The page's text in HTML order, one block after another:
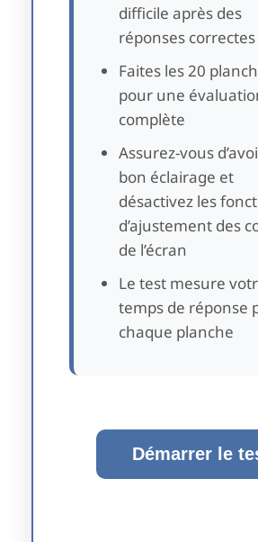
difficile après des
réponses correctes
Faites les 20
pour une
complète
Assurez-vous
bon éclairage et
désactivez les
d’ajustement des
de l’écran
Le test mesure
temps de réponse
chaque planche
Démarrer le